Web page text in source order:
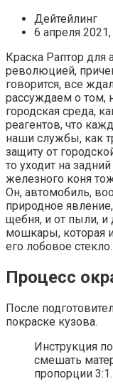
Дейтейлинг
6 апреля
Краска Раптор для
революцией,
говорится, все
рассуждаем о том,
городская среда,
реагентов, что
наши службы, как
защиту от
то уходит на
железного коня
Он, автомобиль,
природное
щебня, и от пыли,
мошкары, которая
его лобовое стекло.
Процесс
После
покраске кузова.
Инструкция
смешать
пропорции 3:1.